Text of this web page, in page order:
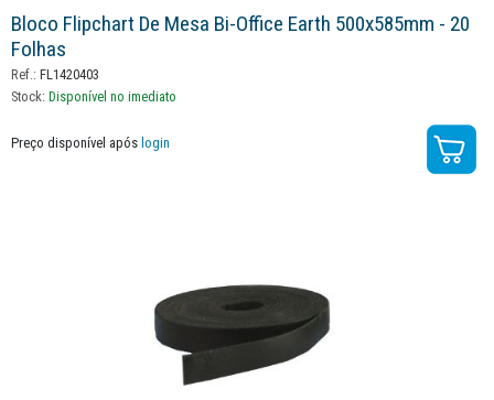
Bloco Flipchart De Mesa Bi-Office Earth 500x585mm - 20
Folhas
Ref.: FL1420403
Stock: Disponível no imediato
Preço disponível após login